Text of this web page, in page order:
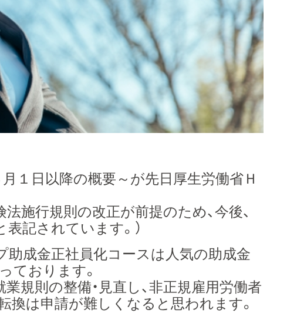
１日以降の概要～が先日厚生労働省Ｈ
施行規則の改正が前提のため、今後、
記されています。）
成金正社員化コースは人気の助成金
ております。
規則の整備・見直し、非正規雇用労働者
換は申請が難しくなると思われます。